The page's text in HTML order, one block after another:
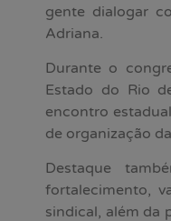
gente dialogar
Adriana.
Durante o
Estado do Rio
encontro
de organização
Destaque
fortalecimento,
sindical, além da